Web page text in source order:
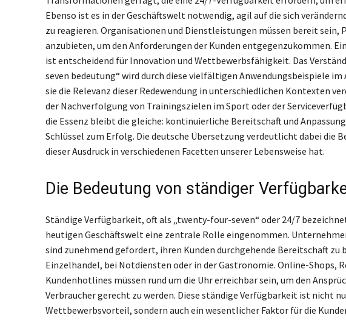
Ebenso ist es in der Geschäftswelt notwendig, agil auf die sich
zu reagieren. Organisationen und Dienstleistungen müssen bereit sein,
anzubieten, um den Anforderungen der Kunden entgegenzukommen.
ist entscheidend für Innovation und Wettbewerbsfähigkeit. Das
seven bedeutung“ wird durch diese vielfältigen Anwendungsbeispiele
sie die Relevanz dieser Redewendung in unterschiedlichen Kontexten
der Nachverfolgung von Trainingszielen im Sport oder der
die Essenz bleibt die gleiche: kontinuierliche Bereitschaft und
Schlüssel zum Erfolg. Die deutsche Übersetzung verdeutlicht dabei die
dieser Ausdruck in verschiedenen Facetten unserer Lebensweise hat.
Die Bedeutung von ständiger
Ständige Verfügbarkeit, oft als „twenty-four-seven“ oder 24/7
heutigen Geschäftswelt eine zentrale Rolle eingenommen.
sind zunehmend gefordert, ihren Kunden durchgehende Bereitschaft zu
Einzelhandel, bei Notdiensten oder in der Gastronomie. Online-Shops,
Kundenhotlines müssen rund um die Uhr erreichbar sein, um den
Verbraucher gerecht zu werden. Diese ständige Verfügbarkeit ist nicht
Wettbewerbsvorteil, sondern auch ein wesentlicher Faktor für die